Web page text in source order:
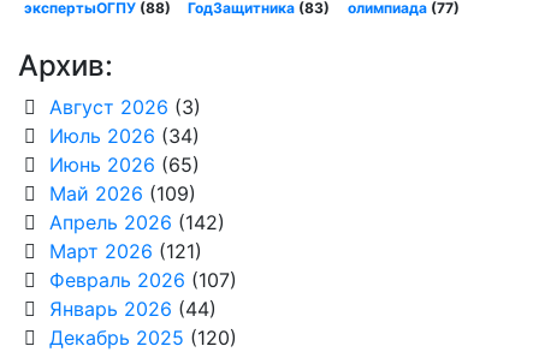
экспертыОГПУ(88) ГодЗащитника (83) олимпиада(77)
Архив:
Август 2026 (3)
Июль 2026 (34)
Июнь 2026 (65)
Май 2026 (109)
Апрель 2026 (142)
Март 2026 (121)
Февраль 2026 (107)
Январь 2026 (44)
Декабрь 2025 (120)